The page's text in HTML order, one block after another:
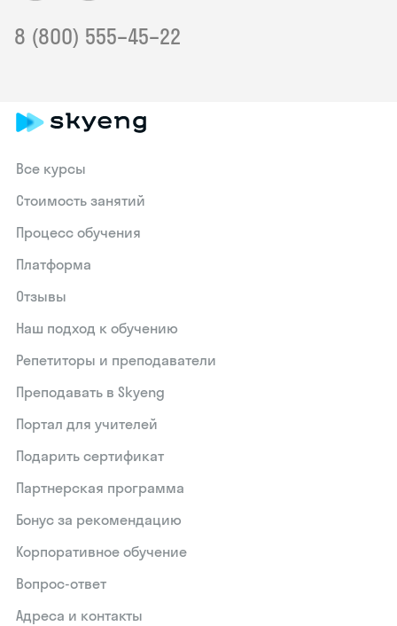
8 (800) 555–45–22
Все курсы
Стоимость занятий
Процесс обучения
Платформа
Отзывы
Наш подход к обучению
Репетиторы и преподаватели
Преподавать в Skyeng
Портал для учителей
Подарить сертификат
Партнерская программа
Бонус за рекомендацию
Корпоративное обучение
Вопрос-ответ
Адреса и контакты